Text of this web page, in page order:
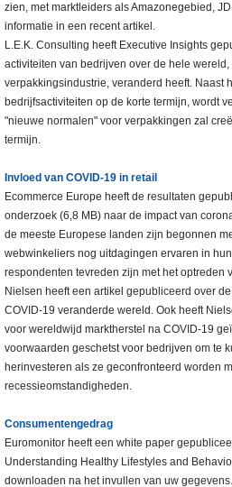
zien, met marktleiders als Amazonegebied,
informatie in een recent artikel.
L.E.K. Consulting heeft Executive Insights
activiteiten van bedrijven over de hele
verpakkingsindustrie, veranderd heeft. Naast
bedrijfsactiviteiten op de korte termijn, wordt
"nieuwe normalen" voor verpakkingen zal
termijn.
Invloed van COVID-19 in retail
Ecommerce Europe heeft de resultaten
onderzoek (6,8 MB) naar de impact van
de meeste Europese landen zijn begonnen
webwinkeliers nog uitdagingen ervaren in
respondenten tevreden zijn met het optreden
Nielsen heeft een artikel gepubliceerd over
COVID-19 veranderde wereld. Ook heeft
voor wereldwijd marktherstel na COVID-19
voorwaarden geschetst voor bedrijven om te
herinvesteren als ze geconfronteerd worden
recessieomstandigheden.
Consumentengedrag
Euromonitor heeft een white paper
Understanding Healthy Lifestyles and
downloaden na het invullen van uw gegevens.